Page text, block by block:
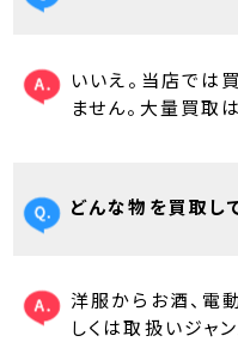
いいえ。当店では
ません。大量買取
どんな物を買取し
洋服からお酒、電
しくは取扱いジャ